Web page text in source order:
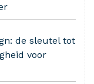
de sleutel tot
voor